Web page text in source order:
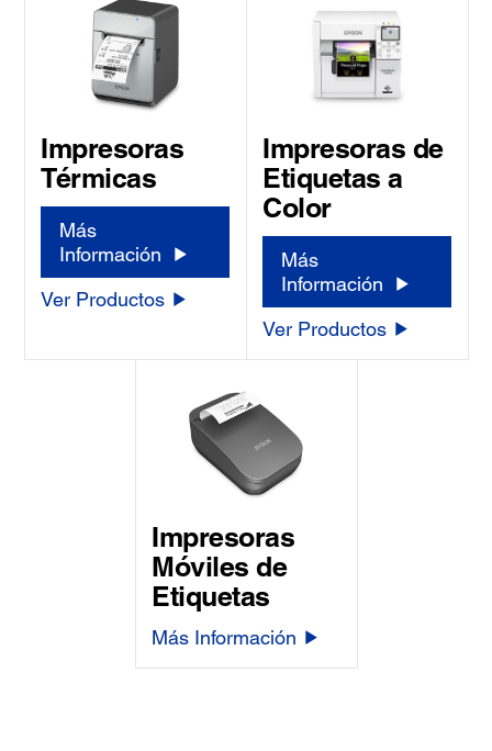
Impresoras
Térmicas
Más
Información
Ver Productos
Impresoras de
Etiquetas a
Color
Más
Información
Ver Productos
Impresoras
Móviles de
Etiquetas
Más Información